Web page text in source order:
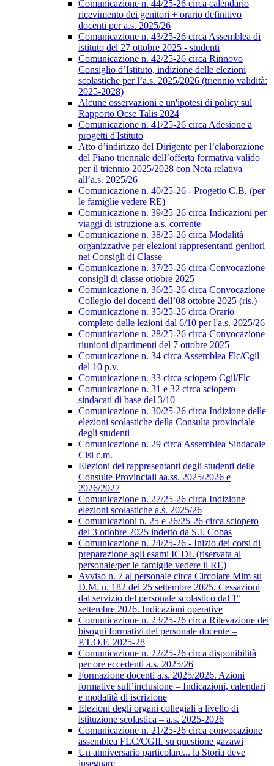
Comunicazione n. 44/25-26 circa calendario
ricevimento dei genitori + orario definitivo
docenti per a.s. 2025/26
Comunicazione n. 43/25-26 circa Assemblea di
istituto del 27 ottobre 2025 - studenti
Comunicazione n. 42/25-26 circa Rinnovo
Consiglio d’Istituto, indizione delle elezioni
scolastiche per l’a.s. 2025/2026 (triennio validità:
2025-2028)
Alcune osservazioni e un'ipotesi di policy sul
Rapporto Ocse Talis 2024
Comunicazione n. 41/25-26 circa Adesione a
progetti d'Istituto
Atto d’indirizzo del Dirigente per l’elaborazione
del Piano triennale dell’offerta formativa valido
per il triennio 2025/2028 con Nota relativa
all’a.s. 2025/26
Comunicazione n. 40/25-26 - Progetto C.B. (per
le famiglie vedere RE)
Comunicazione n. 39/25-26 circa Indicazioni per
viaggi di istruzione a.s. corrente
Comunicazione n. 38/25-26 circa Modalità
organizzative per elezioni rappresentanti genitori
nei Consigli di Classe
Comunicazione n. 37/25-26 circa Convocazione
consigli di classe ottobre 2025
Comunicazione n. 36/25-26 circa Convocazione
Collegio dei docenti dell’08 ottobre 2025 (ris.)
Comunicazione n. 35/25-26 circa Orario
completo delle lezioni dal 6/10 per l'a.s. 2025/26
Comunicazione n. 28/25-26 circa Convocazione
riunioni dipartimenti del 7 ottobre 2025
Comunicazione n. 34 circa Assemblea Flc/Cgil
del 10 p.v.
Comunicazione n. 33 circa sciopero Cgil/Flc
Comunicazione n. 31 e 32 circa sciopero
sindacati di base del 3/10
Comunicazione n. 30/25-26 circa Indizione delle
elezioni scolastiche della Consulta provinciale
degli studenti
Comunicazione n. 29 circa Assemblea Sindacale
Cisl c.m.
Elezioni dei rappresentanti degli studenti delle
Consulte Provinciali aa.ss. 2025/2026 e
2026/2027
Comunicazione n. 27/25-26 circa Indizione
elezioni scolastiche a.s. 2025/26
Comunicazioni n. 25 e 26/25-26 circa sciopero
del 3 ottobre 2025 indetto da S.I. Cobas
Comunicazione n. 24/25-26 - Inizio dei corsi di
preparazione agli esami ICDL (riservata al
personale/per le famiglie vedere il RE)
Avviso n. 7 al personale circa Circolare Mim su
D.M. n. 182 del 25 settembre 2025. Cessazioni
dal servizio del personale scolastico dal 1°
settembre 2026. Indicazioni operative
Comunicazione n. 23/25-26 circa Rilevazione dei
bisogni formativi del personale docente –
P.T.O.F. 2025-28
Comunicazione n. 22/25-26 circa disponibilità
per ore eccedenti a.s. 2025/26
Formazione docenti a.s. 2025/2026. Azioni
formative sull’inclusione – Indicazioni, calendari
e modalità di iscrizione
Elezioni degli organi collegiali a livello di
istituzione scolastica – a.s. 2025-2026
Comunicazione n. 21/25-26 circa convocazione
assemblea FLC/CGIL su questione gazawi
Un anniversario particolare... la Storia deve
insegnare